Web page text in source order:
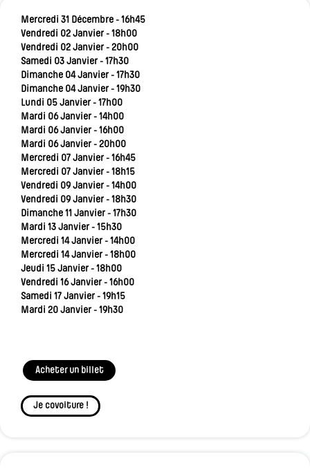
Mercredi 31 Décembre - 16h45
Vendredi 02 Janvier - 18h00
Vendredi 02 Janvier - 20h00
Samedi 03 Janvier - 17h30
Dimanche 04 Janvier - 17h30
Dimanche 04 Janvier - 19h30
Lundi 05 Janvier - 17h00
Mardi 06 Janvier - 14h00
Mardi 06 Janvier - 16h00
Mardi 06 Janvier - 20h00
Mercredi 07 Janvier - 16h45
Mercredi 07 Janvier - 18h15
Vendredi 09 Janvier - 14h00
Vendredi 09 Janvier - 18h30
Dimanche 11 Janvier - 17h30
Mardi 13 Janvier - 15h30
Mercredi 14 Janvier - 14h00
Mercredi 14 Janvier - 18h00
Jeudi 15 Janvier - 18h00
Vendredi 16 Janvier - 16h00
Samedi 17 Janvier - 19h15
Mardi 20 Janvier - 19h30
Acheter un billet
Je covoiture !